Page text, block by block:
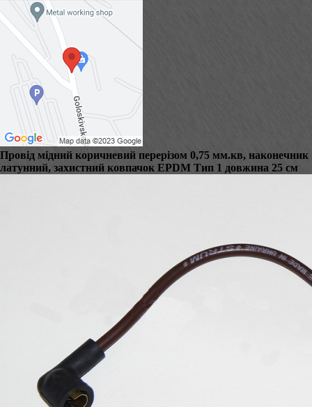
Провід мідний коричневий перерізом 0,75 мм.кв, наконечник
латунний, захистний ковпачок EPDM Тип 1 довжина 25 см